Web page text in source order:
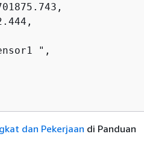
",
dan Pekerjaan di Panduan